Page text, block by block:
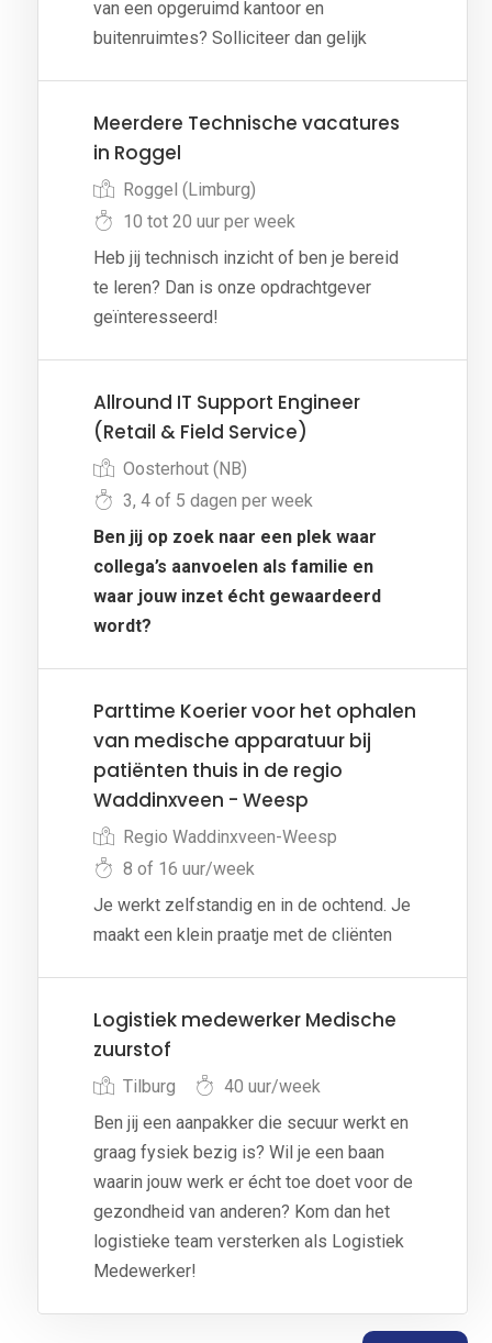
van een opgeruimd kantoor en
buitenruimtes? Solliciteer dan gelijk
Meerdere Technische vacatures
in Roggel
Roggel (Limburg)
10 tot 20 uur per week
Heb jij technisch inzicht of ben je bereid
te leren? Dan is onze opdrachtgever
geïnteresseerd!
Allround IT Support Engineer
(Retail & Field Service)
Oosterhout (NB)
3, 4 of 5 dagen per week
Ben jij op zoek naar een plek waar
collega’s aanvoelen als familie en
waar jouw inzet écht gewaardeerd
wordt?
Parttime Koerier voor het ophalen
van medische apparatuur bij
patiënten thuis in de regio
Waddinxveen - Weesp
Regio Waddinxveen-Weesp
8 of 16 uur/week
Je werkt zelfstandig en in de ochtend. Je
maakt een klein praatje met de cliënten
Logistiek medewerker Medische
zuurstof
Tilburg
40 uur/week
Ben jij een aanpakker die secuur werkt en
graag fysiek bezig is? Wil je een baan
waarin jouw werk er écht toe doet voor de
gezondheid van anderen? Kom dan het
logistieke team versterken als Logistiek
Medewerker!